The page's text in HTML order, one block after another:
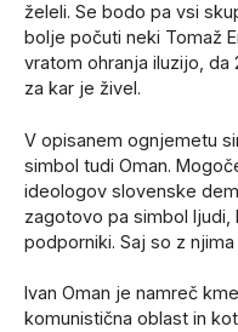
želeli. Se bodo pa vsi
bolje počuti neki Tomaž
vratom ohranja iluzijo, da
za kar je živel.
V opisanem ognjemetu
simbol tudi Oman.
ideologov slovenske
zagotovo pa simbol ljudi,
podporniki. Saj so z
Ivan Oman je namreč
komunistična oblast in